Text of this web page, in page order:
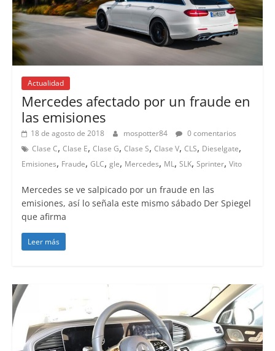
Actualidad
Mercedes afectado por un fraude en
las emisiones
18 de agosto de 2018 mospotter84
0 comentarios
Clase C, Clase E, Clase G, Clase S, Clase V, CLS, Dieselgate,
Emisiones, Fraude, GLC, gle, Mercedes, ML, SLK, Sprinter, Vito
Mercedes se ve salpicado por un fraude en las
emisiones, así lo señala este mismo sábado Der Spiegel
que afirma
Leer más